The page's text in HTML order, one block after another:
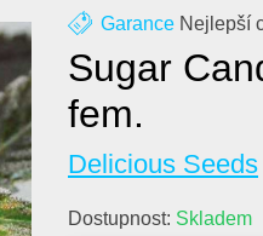
Garance Nejlepší
Sugar
fem.
Delicious Seeds
Dostupnost: Skladem